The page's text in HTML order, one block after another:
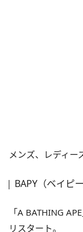
メンズ、レディー
BAPY（ベイピー
「A BATHING
リスタート。